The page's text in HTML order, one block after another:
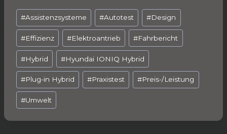
c
e
b
o
o
k
ai
l
a
ts
A
p
p
e
g
ra
m
le
n
Schlagworte:
#Assistenzsysteme #Autotest #Design
#Effizienz #Elektroantrieb #Fahrbericht
#Hybrid #Hyundai IONIQ Hybrid
#Plug-in Hybrid #Praxistest #Preis-/Leistung
#Umwelt